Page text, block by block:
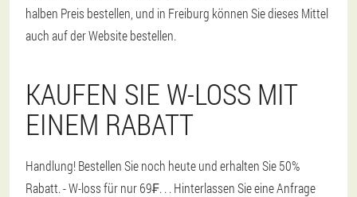
halben Preis bestellen, und in Freiburg können Sie dieses Mittel
auch auf der Website bestellen.
KAUFEN SIE W-LOSS MIT
EINEM RABATT
Handlung! Bestellen Sie noch heute und erhalten Sie 50%
Rabatt. - W-loss für nur 69₣. . . Hinterlassen Sie eine Anfrage